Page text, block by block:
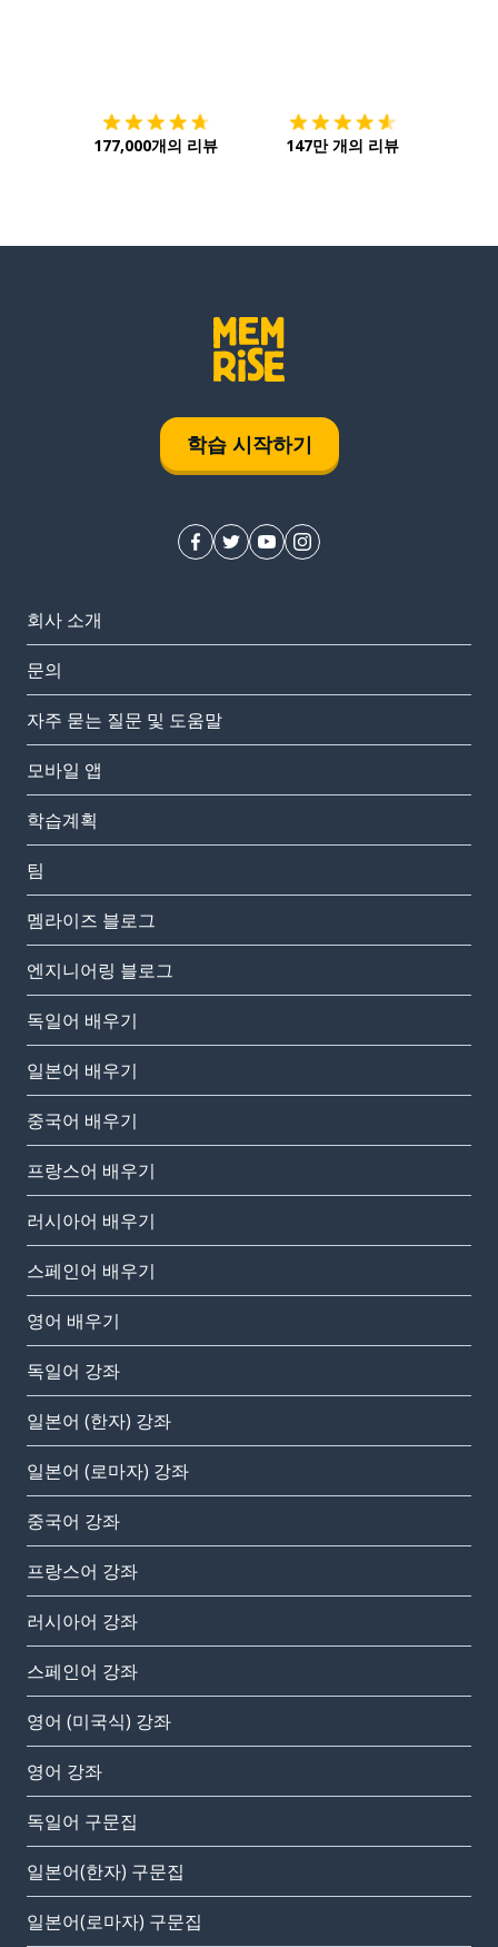
177,000개의 리뷰 147만 개의 리뷰
학습 시작하기
회사 소개
문의
자주 묻는 질문 및 도움말
모바일 앱
학습계획
팀
멤라이즈 블로그
엔지니어링 블로그
독일어 배우기
일본어 배우기
중국어 배우기
프랑스어 배우기
러시아어 배우기
스페인어 배우기
영어 배우기
독일어 강좌
일본어 (한자) 강좌
일본어 (로마자) 강좌
중국어 강좌
프랑스어 강좌
러시아어 강좌
스페인어 강좌
영어 (미국식) 강좌
영어 강좌
독일어 구문집
일본어(한자) 구문집
일본어(로마자) 구문집